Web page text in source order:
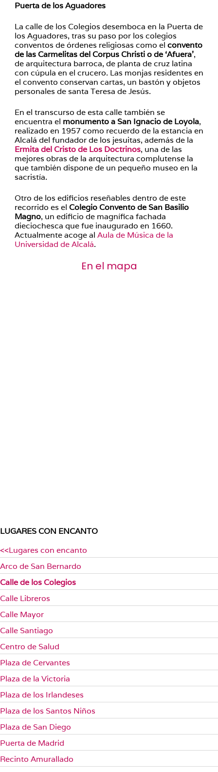
Puerta de los Aguadores
La calle de los Colegios desemboca en la Puerta de
los Aguadores, tras su paso por los colegios
conventos de órdenes religiosas como el convento
de las Carmelitas del Corpus Christi o de ‘Afuera’,
de arquitectura barroca, de planta de cruz latina
con cúpula en el crucero. Las monjas residentes en
el convento conservan cartas, un bastón y objetos
personales de santa Teresa de Jesús.
En el transcurso de esta calle también se
encuentra el monumento a San Ignacio de Loyola,
realizado en 1957 como recuerdo de la estancia en
Alcalá del fundador de los jesuitas, además de la
Ermita del Cristo de Los Doctrinos, una de las
mejores obras de la arquitectura complutense la
que también dispone de un pequeño museo en la
sacristía.
Otro de los edificios reseñables dentro de este
recorrido es el Colegio Convento de San Basilio
Magno, un edificio de magnífica fachada
dieciochesca que fue inaugurado en 1660.
Actualmente acoge al Aula de Música de la
Universidad de Alcalá.
En el mapa
LUGARES CON ENCANTO
<<Lugares con encanto
Arco de San Bernardo
Calle de los Colegios
Calle Libreros
Calle Mayor
Calle Santiago
Centro de Salud
Plaza de Cervantes
Plaza de la Victoria
Plaza de los Irlandeses
Plaza de los Santos Niños
Plaza de San Diego
Puerta de Madrid
Recinto Amurallado